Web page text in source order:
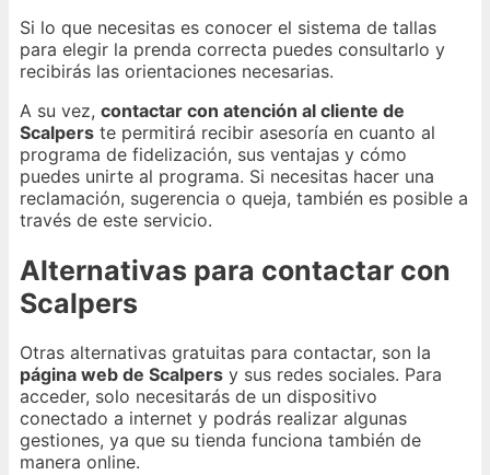
Si lo que necesitas es conocer el sistema de tallas
para elegir la prenda correcta puedes consultarlo y
recibirás las orientaciones necesarias.
A su vez, contactar con atención al cliente de
Scalpers te permitirá recibir asesoría en cuanto al
programa de fidelización, sus ventajas y cómo
puedes unirte al programa. Si necesitas hacer una
reclamación, sugerencia o queja, también es posible a
través de este servicio.
Alternativas para contactar con
Scalpers
Otras alternativas gratuitas para contactar, son la
página web de Scalpers y sus redes sociales. Para
acceder, solo necesitarás de un dispositivo
conectado a internet y podrás realizar algunas
gestiones, ya que su tienda funciona también de
manera online.